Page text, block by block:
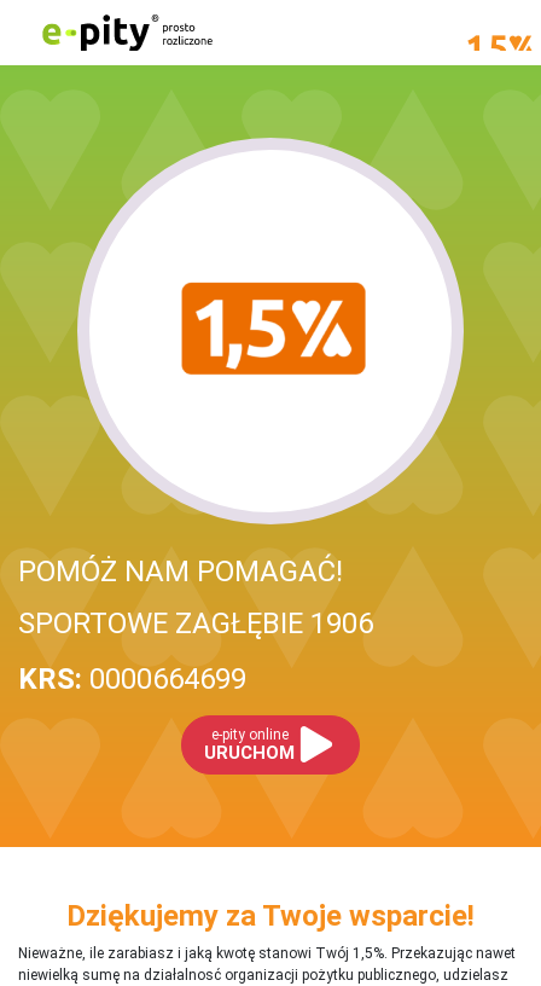
POMÓŻ NAM POMAGAĆ!
SPORTOWE ZAGŁĘBIE 1906
KRS: 0000664699
e-pity online
URUCHOM
Dziękujemy za Twoje wsparcie!
Nieważne, ile zarabiasz i jaką kwotę stanowi Twój 1,5%. Przekazując nawet
niewielką sumę na działalnosć organizacji pożytku publicznego, udzielasz